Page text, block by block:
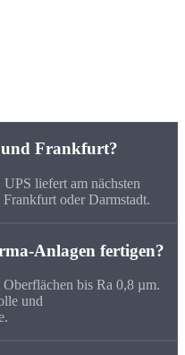
und Frankfurt?
liefert am nächsten
oder Darmstadt.
Anlagen fertigen?
bis Ra 0,8 µm.
und